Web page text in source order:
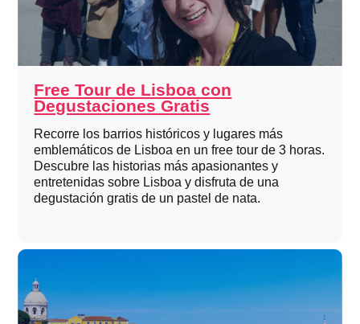
Free Tour de Lisboa con
Degustaciones Gratis
Recorre los barrios históricos y lugares más
emblemáticos de Lisboa en un free tour de 3 horas.
Descubre las historias más apasionantes y
entretenidas sobre Lisboa y disfruta de una
degustación gratis de un pastel de nata.